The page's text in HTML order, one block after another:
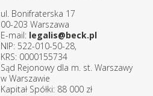
ul. Bonifraterska 17
00-203 Warszawa
E-mail: legalis@beck.pl
NIP: 522-010-50-28,
KRS: 0000155734
Sąd Rejonowy dla m. st. Warszawy
w Warszawie
Kapitał Spółki: 88 000 zł